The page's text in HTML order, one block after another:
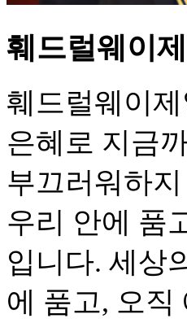
훼드럴웨이
훼드럴웨이
은혜로 지금
부끄러워하
우리 안에 품
입니다. 세상
에 품고, 오직